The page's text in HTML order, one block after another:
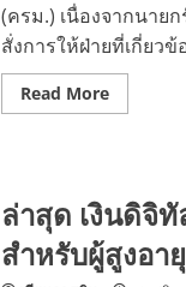
(ครม.) เนื่องจากนาย
สั่งการให้ฝ่ายที่เกี่ยว
Read MoreRead
more
10000
บาท
เฟส
2
ยัง
ล่าสุด เงินดิจิทั
สำหรับผู้สูงอา